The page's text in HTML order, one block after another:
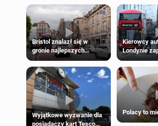
Bristol znalazł się w
gronie najlepszych
kierunków podróży na
świecie
Kierowcy
Londynie
strajki
Wyjątkowe wyzwanie dla
posiadaczy kart Tesco
Polacy to